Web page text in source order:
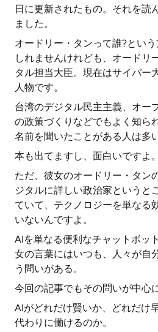
日に更新されたもの。それを読
ました。
オードリー・タンって誰?とい
しれませんけれども、オードリ
タル担当大臣。現在はサイバー
人物です。
台湾のデジタル民主主義、オー
の政策づくりなどでもよく知ら
名前を聞いたことがある人は多
本も出てますし、面白いですよ
ただ、彼女のオードリー・タン
ジタルに詳しい政治家というと
ていて、テクノロジーを単なる
いないんですよ。
AIを単なる便利なチャットボッ
女の言葉にはいつも、人々が自
う問いがある。
今回の記事でもその問いが中心
AIがどれだけ賢いか、どれだけ
代わりに働けるのか。